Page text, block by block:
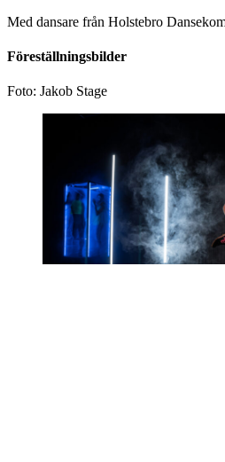
Med dansare från Holstebro
Föreställningsbilder
Foto: Jakob Stage